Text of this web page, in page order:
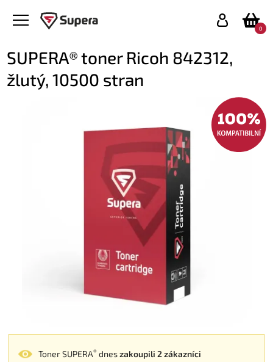
0
SUPERA® toner Ricoh 842312,
žlutý, 10500 stran
Toner SUPERA® dneszakoupili 2 zákazníci